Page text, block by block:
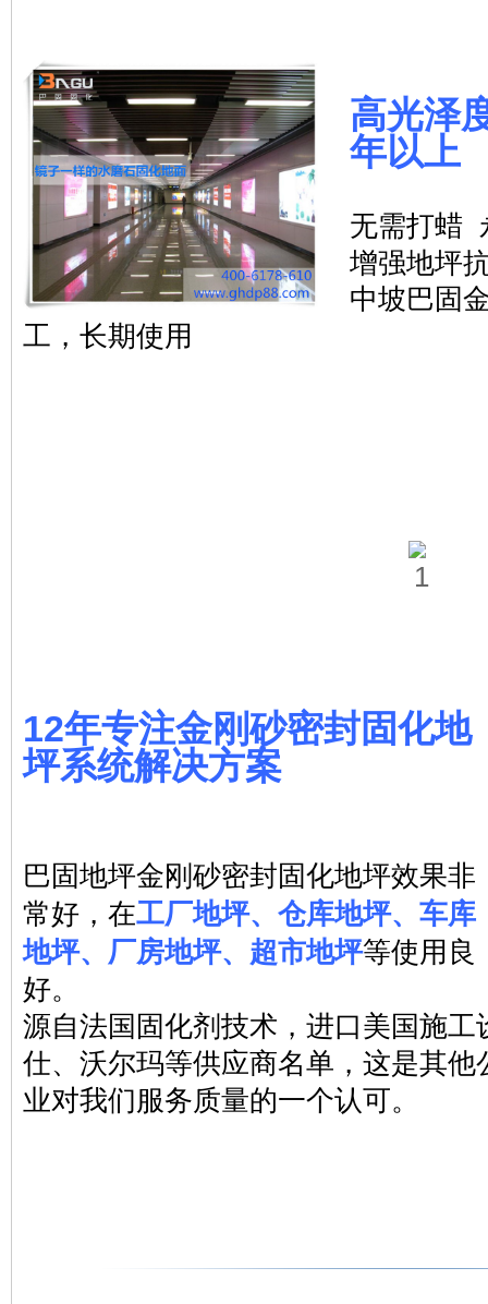
高光泽
年以上
无需打蜡
增强地坪
中坡巴固
工，长期使用
12年专注金刚砂密封固化地
坪系统解决方案
巴固地坪金刚砂密封固化地坪效果非
常好，在工厂地坪、仓库地坪、车库
地坪、厂房地坪、超市地坪等使用良
好。
源自法国固化剂技术，进口美国施
仕、沃尔玛等供应商名单，这是其
业对我们服务质量的一个认可。